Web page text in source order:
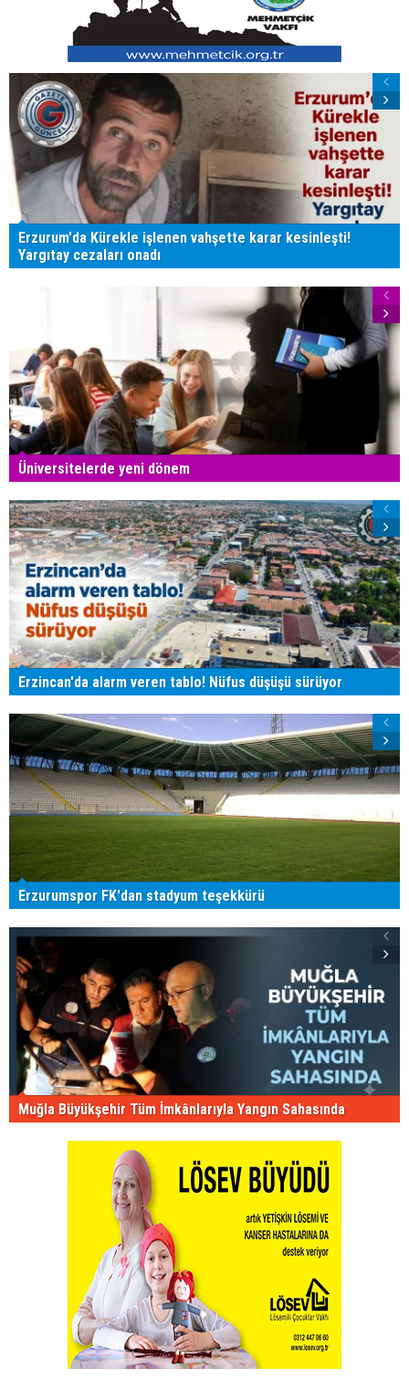
Erzurum'da Kürekle işlenen vahşette karar kesinleşti!
Yargıtay cezaları onadı
Üniversitelerde yeni dönem
Erzincan'da alarm veren tablo! Nüfus düşüşü sürüyor
Erzurumspor FK'dan stadyum teşekkürü
Muğla Büyükşehir Tüm İmkânlarıyla Yangın Sahasında